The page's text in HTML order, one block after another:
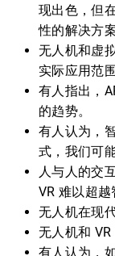
现出色，但
性的解决方案
无人机和虚
实际应用范
有人指出，
的趋势。
有人认为，
式，我们可
人与人的交
VR 难以超越
无人机在现
无人机和 VR
有人认为，